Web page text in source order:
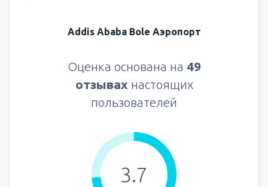
Addis Ababa Bole Аэропорт
Оценка основана на 49
отзывах настоящих
пользователей
3.7